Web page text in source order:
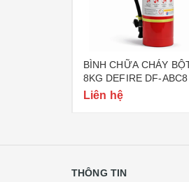
BÌNH CHỮA CHÁY
8KG DEFIRE DF-
CÔNG AN)
Liên hệ
THÔNG TIN